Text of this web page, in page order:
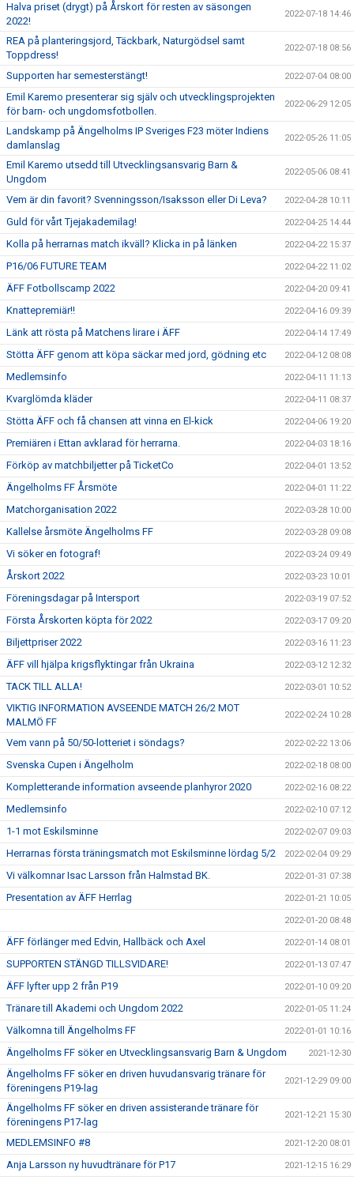
Halva priset (drygt) på Årskort för resten av säsongen
2022!
2022-07-18 14:46
REA på planteringsjord, Täckbark, Naturgödsel samt
Toppdress!
2022-07-18 08:56
Supporten har semesterstängt! 2022-07-04 08:00
Emil Karemo presenterar sig själv och utvecklingsprojekten
för barn- och ungdomsfotbollen.
2022-06-29 12:05
Landskamp på Ängelholms IP Sveriges F23 möter Indiens
damlanslag
2022-05-26 11:05
Emil Karemo utsedd till Utvecklingsansvarig Barn &
Ungdom
2022-05-06 08:41
Vem är din favorit? Svenningsson/Isaksson eller Di Leva? 2022-04-28 10:11
Guld för vårt Tjejakademilag! 2022-04-25 14:44
Kolla på herrarnas match ikväll? Klicka in på länken 2022-04-22 15:37
P16/06 FUTURE TEAM 2022-04-22 11:02
ÄFF Fotbollscamp 2022 2022-04-20 09:41
Knattepremiär!! 2022-04-16 09:39
Länk att rösta på Matchens lirare i ÄFF 2022-04-14 17:49
Stötta ÄFF genom att köpa säckar med jord, gödning etc 2022-04-12 08:08
Medlemsinfo 2022-04-11 11:13
Kvarglömda kläder 2022-04-11 08:37
Stötta ÄFF och få chansen att vinna en El-kick 2022-04-06 19:20
Premiären i Ettan avklarad för herrarna. 2022-04-03 18:16
Förköp av matchbiljetter på TicketCo 2022-04-01 13:52
Ängelholms FF Årsmöte 2022-04-01 11:22
Matchorganisation 2022 2022-03-28 10:00
Kallelse årsmöte Ängelholms FF 2022-03-28 09:08
Vi söker en fotograf! 2022-03-24 09:49
Årskort 2022 2022-03-23 10:01
Föreningsdagar på Intersport 2022-03-19 07:52
Första Årskorten köpta för 2022 2022-03-17 09:20
Biljettpriser 2022 2022-03-16 11:23
ÄFF vill hjälpa krigsflyktingar från Ukraina 2022-03-12 12:32
TACK TILL ALLA! 2022-03-01 10:52
VIKTIG INFORMATION AVSEENDE MATCH 26/2 MOT
MALMÖ FF
2022-02-24 10:28
Vem vann på 50/50-lotteriet i söndags? 2022-02-22 13:06
Svenska Cupen i Ängelholm 2022-02-18 08:00
Kompletterande information avseende planhyror 2020 2022-02-16 08:22
Medlemsinfo 2022-02-10 07:12
1-1 mot Eskilsminne 2022-02-07 09:03
Herrarnas första träningsmatch mot Eskilsminne lördag 5/2 2022-02-04 09:29
Vi välkomnar Isac Larsson från Halmstad BK. 2022-01-31 07:38
Presentation av ÄFF Herrlag 2022-01-21 10:05
2022-01-20 08:48
ÄFF förlänger med Edvin, Hallbäck och Axel 2022-01-14 08:01
SUPPORTEN STÄNGD TILLSVIDARE! 2022-01-13 07:47
ÄFF lyfter upp 2 från P19 2022-01-10 09:20
Tränare till Akademi och Ungdom 2022 2022-01-05 11:24
Välkomna till Ängelholms FF 2022-01-01 10:16
Ängelholms FF söker en Utvecklingsansvarig Barn & Ungdom 2021-12-30
Ängelholms FF söker en driven huvudansvarig tränare för
föreningens P19-lag
2021-12-29 09:00
Ängelholms FF söker en driven assisterande tränare för
föreningens P17-lag
2021-12-21 15:30
MEDLEMSINFO #8 2021-12-20 08:01
Anja Larsson ny huvudtränare för P17 2021-12-15 16:29